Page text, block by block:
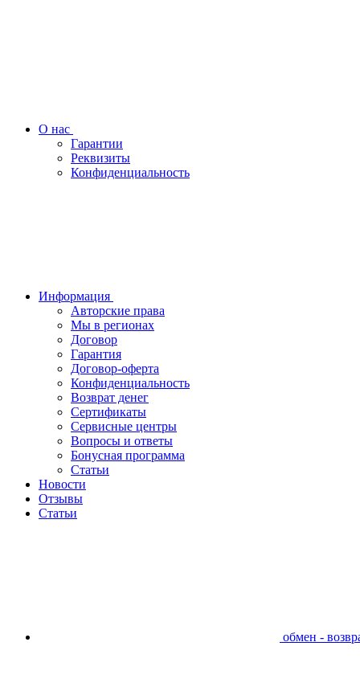
О нас
Гарантии
Реквизиты
Конфиденциальность
Информация
Авторские права
Мы в регионах
Договор
Гарантия
Договор-оферта
Конфиденциальность
Возврат денег
Сертификаты
Сервисные центры
Вопросы и ответы
Бонусная программа
Статьи
Новости
Отзывы
Статьи
обмен -